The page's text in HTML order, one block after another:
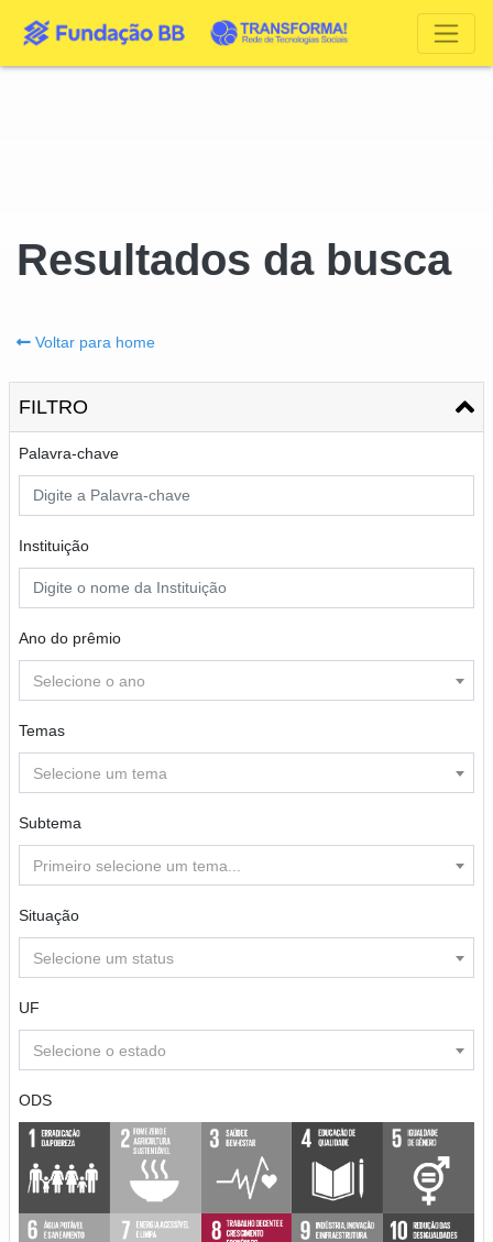
Resultados da busca
Voltar para home
FILTRO
Palavra-chave
Instituição
Ano do prêmio
Selecione o ano
Temas
Selecione um tema
Subtema
Primeiro selecione um tema...
Situação
Selecione um status
UF
Selecione o estado
ODS